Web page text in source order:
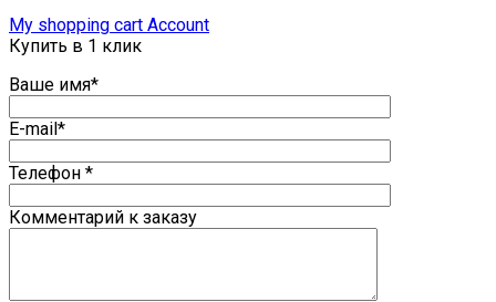
My shopping cart Account
Купить в 1 клик
Ваше имя*
E-mail*
Телефон *
Комментарий к заказу